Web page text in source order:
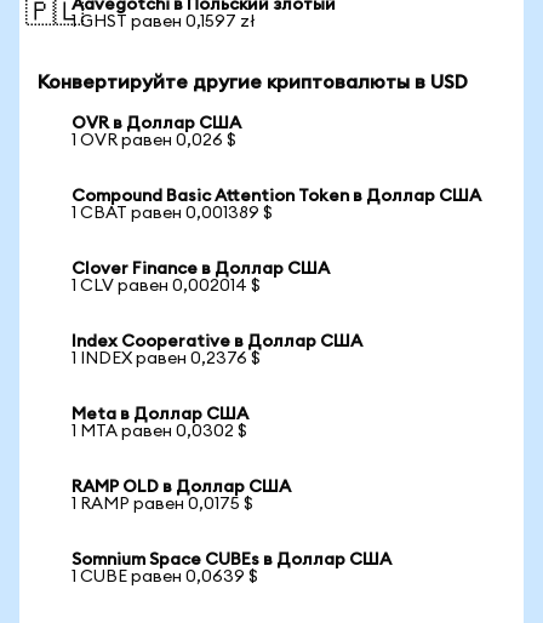
🇵🇱Aavegotchi в Польский злотый
1 GHST равен 0,1597 zł
Конвертируйте другие криптовалюты в USD
OVR в Доллар США
1 OVR равен 0,026 $
Compound Basic Attention Token в Доллар США
1 CBAT равен 0,001389 $
Clover Finance в Доллар США
1 CLV равен 0,002014 $
Index Cooperative в Доллар США
1 INDEX равен 0,2376 $
Meta в Доллар США
1 MTA равен 0,0302 $
RAMP OLD в Доллар США
1 RAMP равен 0,0175 $
Somnium Space CUBEs в Доллар США
1 CUBE равен 0,0639 $